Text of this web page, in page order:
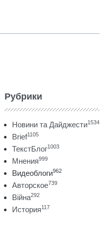
Рубрики
Новини та Дайджести1534
Brief1105
ТекстБлог1003
Мнения999
Видеоблоги962
Авторское739
Війна292
История117